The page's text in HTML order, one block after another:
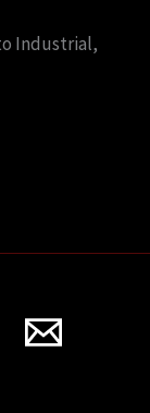
Industrial,